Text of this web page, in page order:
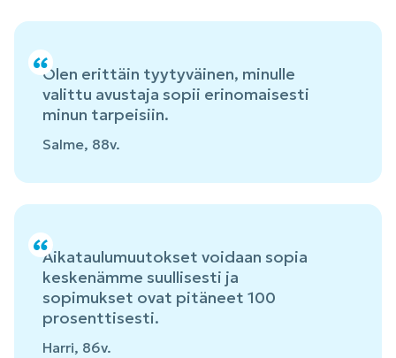
Olen erittäin tyytyväinen, minulle
valittu avustaja sopii erinomaisesti
minun tarpeisiin.
Salme, 88v.
Aikataulumuutokset voidaan sopia
keskenämme suullisesti ja
sopimukset ovat pitäneet 100
prosenttisesti.
Harri, 86v.